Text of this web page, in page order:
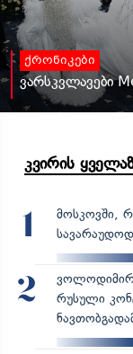
ქრონიკები
ვარსკვლავები
კვირის
1
მოსკოვში,
2
ვოლოდიმირ
რუსული